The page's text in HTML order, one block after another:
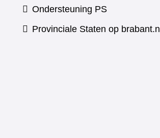
Ondersteuning PS
Provinciale Staten op brabant.nl